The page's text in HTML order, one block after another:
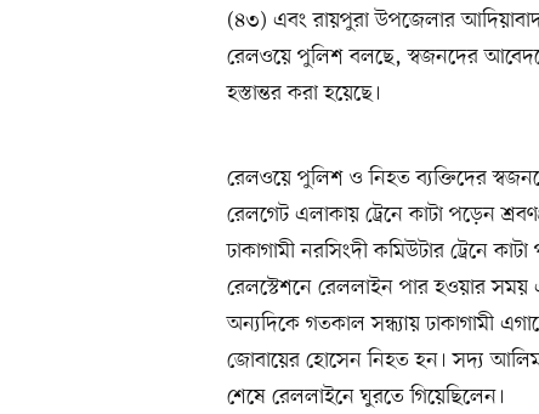
(৪৩) এবং রায়পুরা উপজেলার আদিয়াবাদ
রেলওয়ে পুলিশ বলছে, স্বজনদের
হস্তান্তর করা হয়েছে।
রেলওয়ে পুলিশ ও নিহত ব্যক্তিদের
রেলগেট এলাকায় ট্রেনে কাটা পড়েন
ঢাকাগামী নরসিংদী কমিউটার ট্রেনে
রেলস্টেশনে রেললাইন পার হওয়ার সময়
অন্যদিকে গতকাল সন্ধ্যায় ঢাকাগামী
জোবায়ের হোসেন নিহত হন। সদ্য আলিম
শেষে রেললাইনে ঘুরতে গিয়েছিলেন।